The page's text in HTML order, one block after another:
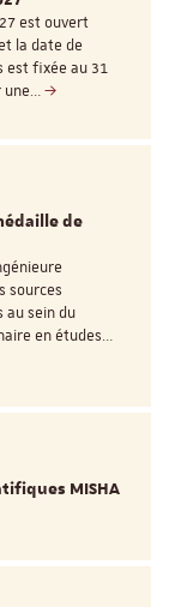
est ouvert
la date de
est fixée au 31
une…
de
sources
au sein du
en études…
MISHA